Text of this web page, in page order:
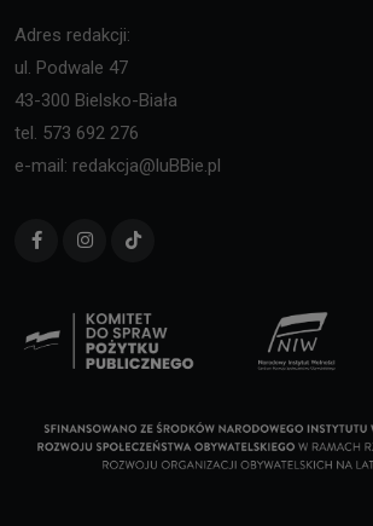
Adres redakcji:
ul. Podwale 47
43-300 Bielsko-Biała
tel. 573 692 276
e-mail: redakcja@luBBie.pl